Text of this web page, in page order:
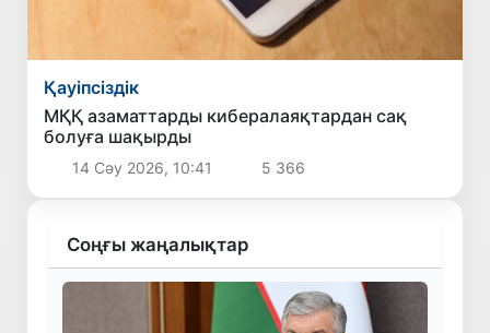
Қауіпсіздік
МҚҚ азаматтарды кибералаяқтардан сақ
болуға шақырды
14 Сәу 2026, 10:41 5 366
Соңғы жаңалықтар